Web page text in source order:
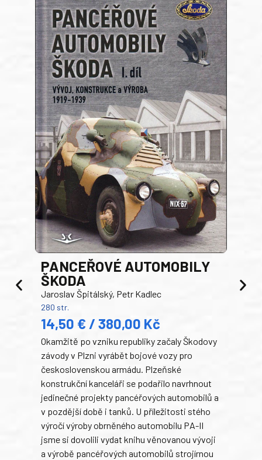
PANCEŘOVÉ AUTOMOBILY
ŠKODA
Jaroslav Špitálský, Petr Kadlec
280 str.
14,50 € / 380,00 Kč
Okamžitě po vzniku republiky začaly Škodovy
závody v Plzni vyrábět bojové vozy pro
československou armádu. Plzeňské
konstrukční kanceláři se podařilo navrhnout
jedinečné projekty pancéřových automobilů a
v pozdější době i tanků. U příležitosti stého
výročí výroby obrněného automobilu PA-II
jsme si dovolili vydat knihu věnovanou vývoji
a výrobě pancéřových automobilů strojírnou